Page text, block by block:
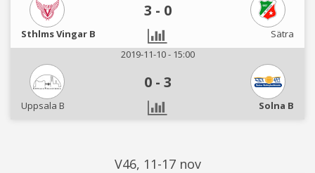
3 - 0
Sthlms Vingar B
Sätra
2019-11-10 - 15:00
0 - 3
Uppsala B Solna B
V46, 11-17 nov